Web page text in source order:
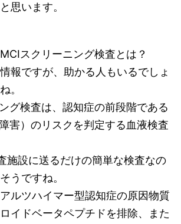
思います。
スクリーニング検査とは？
報ですが、助かる人もいるでしょ
。
グ検査は、認知症の前段階である
害）のリスクを判定する血液検査
施設に送るだけの簡単な検査なの
うですね。
ルツハイマー型認知症の原因物質
イドベータペプチドを排除、また